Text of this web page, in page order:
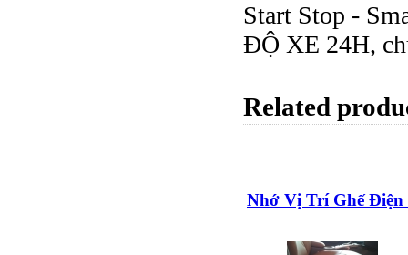
Start Stop -
ĐỘ XE 24H,
Related
Nhớ Vị Trí Ghế Điện